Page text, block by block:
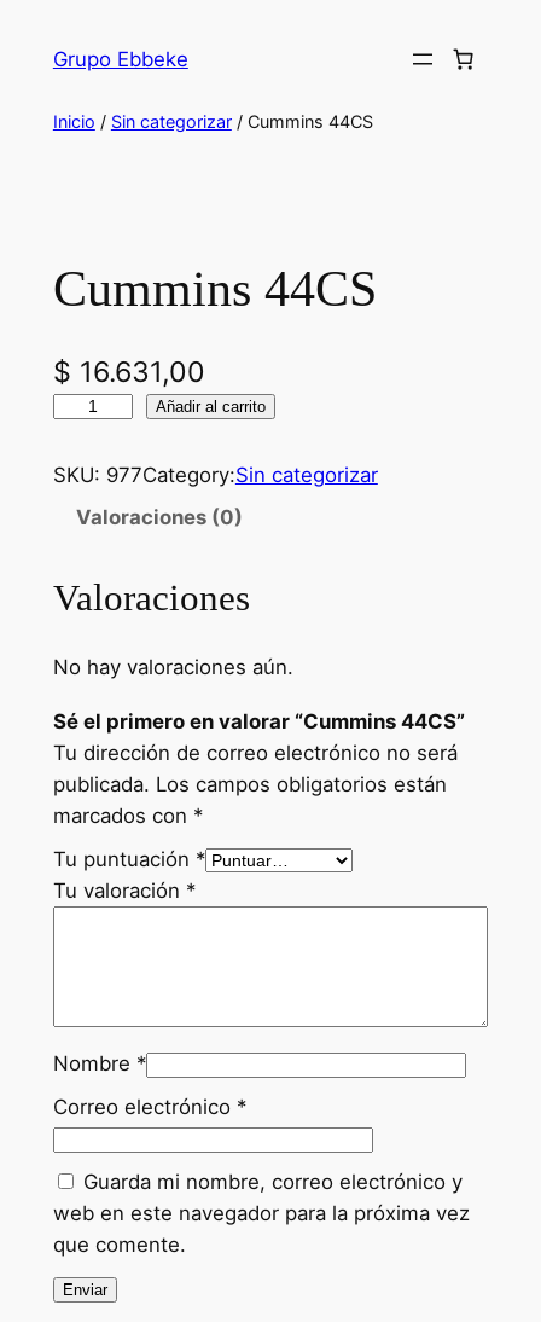
Grupo Ebbeke
Inicio / Sin categorizar/ Cummins 44CS
Cummins 44CS
$ 16.631,00
m
s
4
S
c
a
n
t
i
d
Añadir al carrito
SKU: 977Category:Sin categorizar
Valoraciones (0)
Valoraciones
No hay valoraciones aún.
Sé el primero en valorar “Cummins 44CS”
Tu dirección de correo electrónico no será
publicada. Los campos obligatorios están
marcados con *
Tu puntuación *
Tu valoración *
Nombre *
Correo electrónico *
Guarda mi nombre, correo electrónico y
web en este navegador para la próxima vez
que comente.